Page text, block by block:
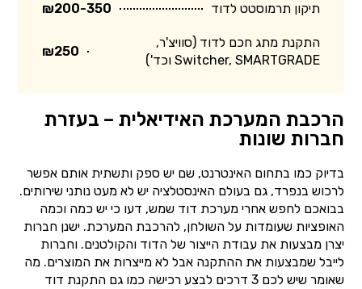
תיקון תרמוסטט לדוד ₪200-350
התקנת מתג חכם לדוד (סוויצ'ר,
Switcher, SMARTGRADE וכד')
₪250
הרכבת המערכת האידיאלית – בעזרת
חברות שונות
בדיוק כמו בתחום האינטרנט, שם יש ספק ותשתית אותם אפשר
לרכוש בנפרד, גם בעולם האינסטלציה יש לא מעט נותני שירותים.
בבואכם לחפש אחרי מערכת דוד שמש, דעו כי יש כמה וכמה
האופציות שעומדות על השולחן, להרכבת המערכת. ישנן חברות
יצרן מבצעות את עבודת הייצור של הדוד והקולטנים. וחברות
לייבל שמבצעות את ההתקנה אבל לא מייצרות את המוצרים. מה
שאומר שיש לכם 3 דרכים לבצע רכישה כמו גם התקנת דוד